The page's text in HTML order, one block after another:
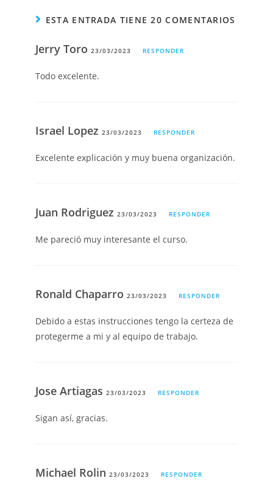
ESTA ENTRADA TIENE 20 COMENTARIOS
Jerry Toro23/03/2023 RESPONDER
Todo excelente.
Israel Lopez23/03/2023 RESPONDER
Excelente explicación y muy buena organización.
Juan Rodriguez23/03/2023 RESPONDER
Me pareció muy interesante el curso.
Ronald Chaparro23/03/2023 RESPONDER
Debido a estas instrucciones tengo la certeza de
protegerme a mi y al equipo de trabajo.
Jose Artiagas23/03/2023 RESPONDER
Sigan así, gracias.
Michael Rolin23/03/2023 RESPONDER